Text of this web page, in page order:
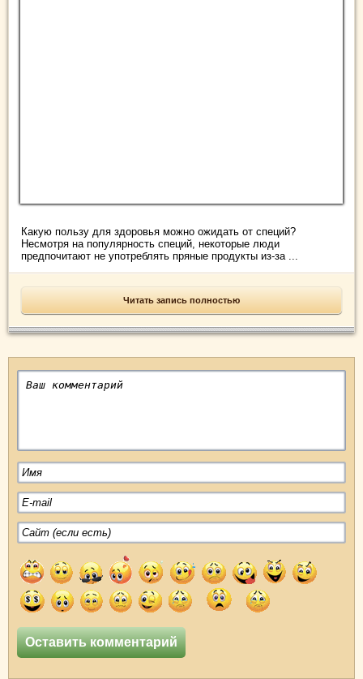
Какую пользу для здоровья можно ожидать от специй?
Несмотря на популярность специй, некоторые люди
предпочитают не употреблять пряные продукты из-за ...
Читать запись полностью